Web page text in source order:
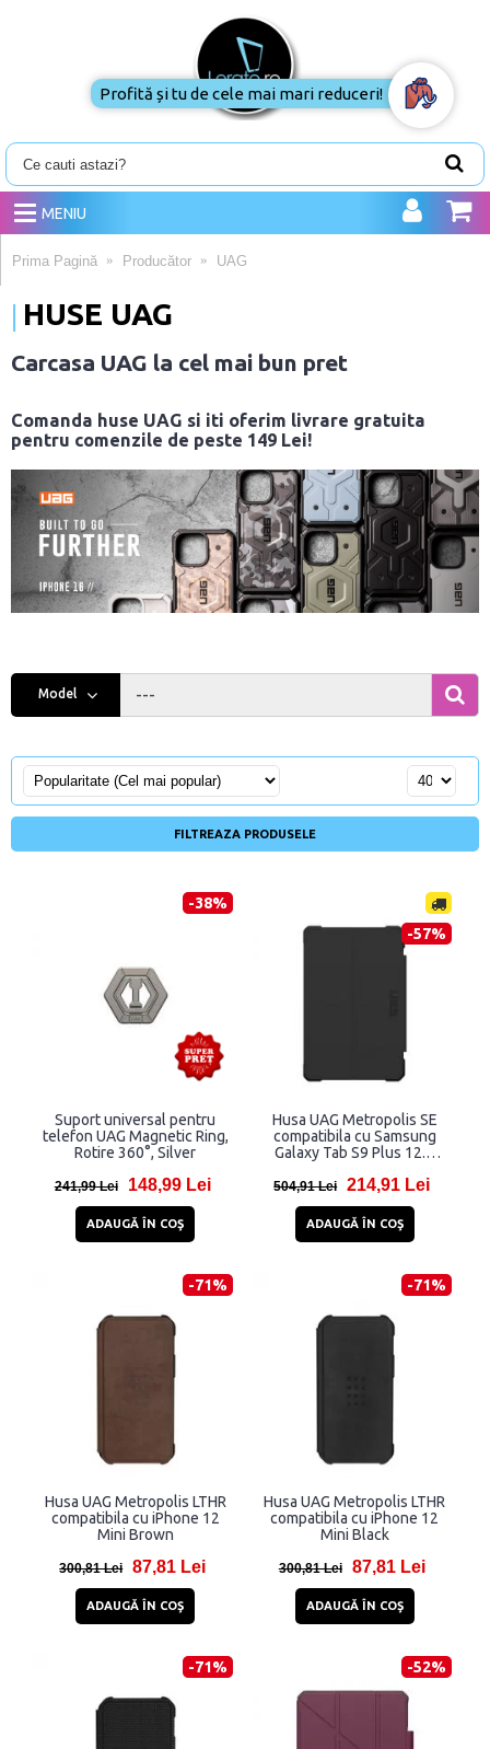
MENIU
Prima Pagină Producător UAG
HUSE UAG
Carcasa UAG la cel mai bun pret
Comanda huse UAG si iti oferim livrare gratuita
pentru comenzile de peste 149 Lei!
Model ---
FILTREAZA PRODUSELE
-38%
Suport universal pentru
telefon UAG Magnetic Ring,
Rotire 360°, Silver
241,99 Lei 148,99 Lei
ADAUGĂ ÎN COŞ
-57%
Husa UAG Metropolis SE
compatibila cu Samsung
Galaxy Tab S9 Plus 12.4
504,91 Lei 214,91 Lei
ADAUGĂ ÎN COŞ
-71%
Husa UAG Metropolis LTHR
compatibila cu iPhone 12
Mini Brown
300,81 Lei 87,81 Lei
ADAUGĂ ÎN COŞ
-71%
Husa UAG Metropolis LTHR
compatibila cu iPhone 12
Mini Black
300,81 Lei 87,81 Lei
ADAUGĂ ÎN COŞ
-71% -52%
Profită și tu de cele mai mari reduceri!